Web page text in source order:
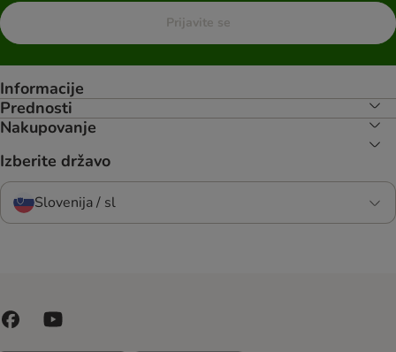
Prijavite se
Informacije
Prednosti
Nakupovanje
Izberite državo
Slovenija / sl